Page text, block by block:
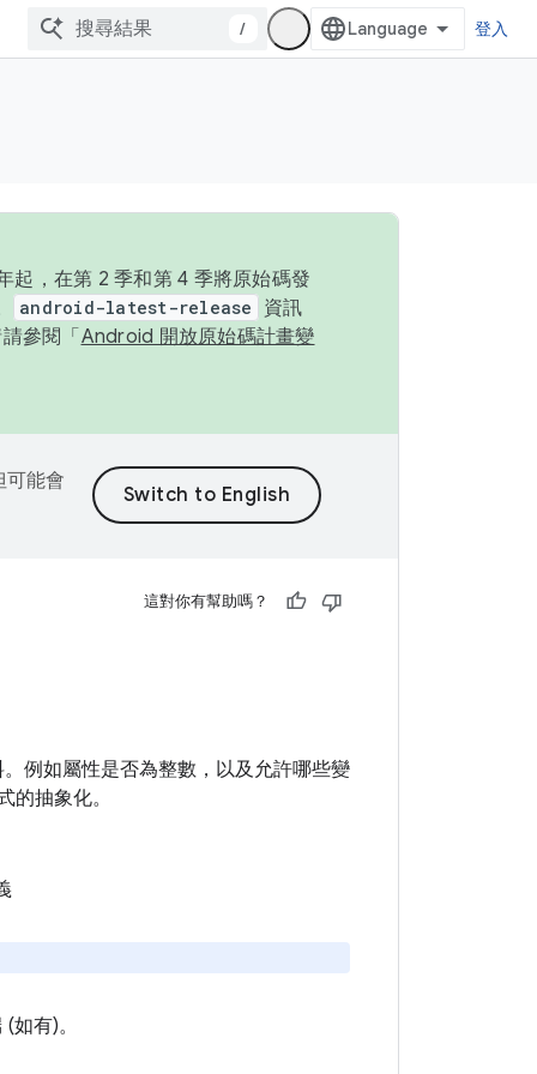
/ 登入
起，在第 2 季和第 4 季將原始碼發
android-latest-release
資訊
參閱「 Android 開放原始碼計畫變
能會
這對你有幫助嗎？
例如屬性是否為整數，以及允許哪些變
抽象化。
有)。